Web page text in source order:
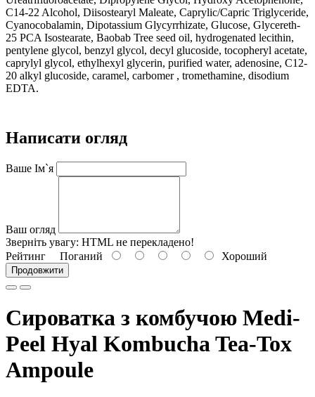
C14-22 Alcohol, Diisostearyl Maleate, Caprylic/Capric Triglyceride,
Cyanocobalamin, Dipotassium Glycyrrhizate, Glucose, Glycereth-
25 PCA Isostearate, Baobab Tree seed oil, hydrogenated lecithin,
pentylene glycol, benzyl glycol, decyl glucoside, tocopheryl acetate,
caprylyl glycol, ethylhexyl glycerin, purified water, adenosine, C12-
20 alkyl glucoside, caramel, carbomer , tromethamine, disodium
EDTA.
Написати огляд
Ваше Ім`я
Ваш огляд
Зверніть увагу: HTML не перекладено!
Рейтинг Поганий Хороший
Продовжити
Сироватка з комбучою Medi-
Peel Hyal Kombucha Tea-Tox
Ampoule